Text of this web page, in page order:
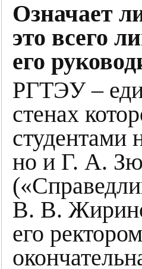
Означает
это всего
его
РГТЭУ –
стенах
студентами
но и Г. А.
В. В.
его